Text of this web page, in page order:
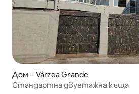
Дом – Várzea Grande
Стандартна двуетажна къща